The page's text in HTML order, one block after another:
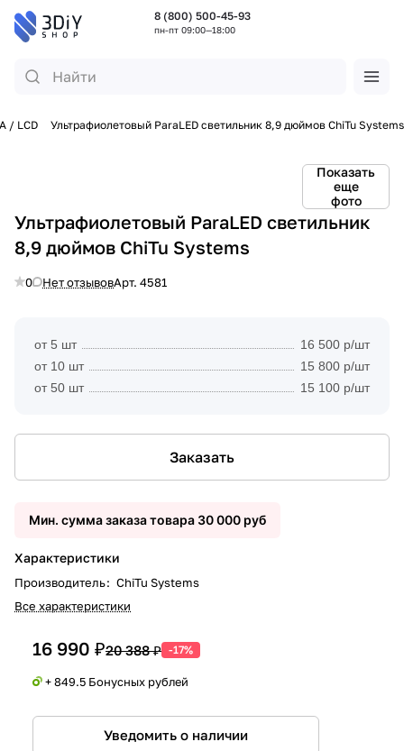
8 (800) 500-45-93
пн-пт 09:00—18:00
/ LCD Ультрафиолетовый ParaLED светильник 8,9 дюймов ChiTu Systems
Показать
еще
фото
Ультрафиолетовый ParaLED светильник
8,9 дюймов ChiTu Systems
0 Нет отзывовАрт. 4581
от 5 шт
16 500 р/шт
от 10 шт
15 800 р/шт
от 50 шт
15 100 р/шт
Заказать
Мин. сумма заказа товара 30 000 руб
Характеристики
Производитель: ChiTu Systems
Все характеристики
16 990 ₽20 388 ₽ -17%
+ 849.5 Бонусных рублей
Уведомить о наличии